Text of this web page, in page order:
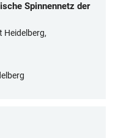
Spinnennetz der
Heidelberg,